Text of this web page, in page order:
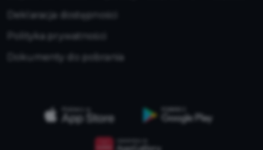
Deklaracja dostępności
Polityka prywatności
Dokumenty do pobrania